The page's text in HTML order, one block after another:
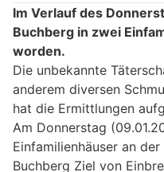
Im Verlauf des
Buchberg in zwei
worden.
Die unbekannte
anderem diversen
hat die Ermittlungen
Am Donnerstag
Einfamilienhäuser an
Buchberg Ziel von